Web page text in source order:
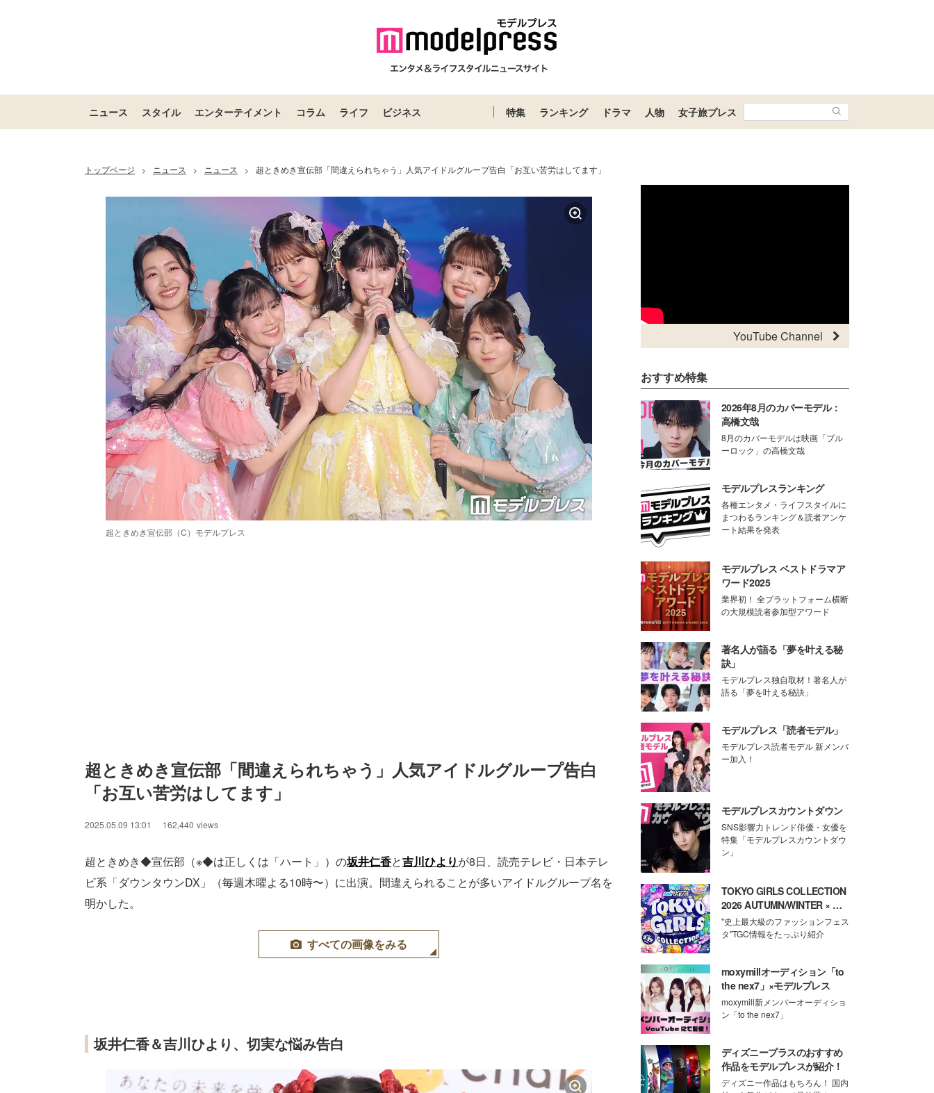
ニュース スタイル エンターテイメント コラム ライフ ビジネス 特集 ランキング ドラマ 人物 女子旅プレス
トップページ > ニュース > ニュース > 超ときめき宣伝部「間違えられちゃう」人気アイドルグループ告白「お互い苦労はしてます」
超ときめき宣伝部（C）モデルプレス
超ときめき宣伝部「間違えられちゃう」人気アイドルグループ告白
「お互い苦労はしてます」
2025.05.09 13:01 162,440 views
超ときめき◆宣伝部（※◆は正しくは「ハート」）の坂井仁香と吉川ひよりが8日、読売テレビ・日本テレ
ビ系「ダウンタウンDX」（毎週木曜よる10時〜）に出演。間違えられることが多いアイドルグループ名を
明かした。
すべての画像をみる
坂井仁香＆吉川ひより、切実な悩み告白
YouTube Channel
おすすめ特集
2026年8月のカバーモデル：
高橋文哉
8月のカバーモデルは映画「ブル
ーロック」の高橋文哉
モデルプレスランキング
各種エンタメ・ライフスタイルに
まつわるランキング＆読者アンケ
ート結果を発表
モデルプレス ベストドラマア
ワード2025
業界初！ 全プラットフォーム横断
の大規模読者参加型アワード
著名人が語る「夢を叶える秘
訣」
モデルプレス独自取材！著名人が
語る「夢を叶える秘訣」
モデルプレス「読者モデル」
モデルプレス読者モデル 新メンバ
ー加入！
モデルプレスカウントダウン
SNS影響力トレンド俳優・女優を
特集「モデルプレスカウントダウ
ン」
TOKYO GIRLS COLLECTION
2026 AUTUMN/WINTER × モ
デルプレス
"史上最大級のファッションフェス
タ"TGC情報をたっぷり紹介
moxymillオーディション「to
the nex7」×モデルプレス
moxymill新メンバーオーディショ
ン「to the nex7」
ディズニープラスのおすすめ
作品をモデルプレスが紹介！
ディズニー作品はもちろん！ 国内